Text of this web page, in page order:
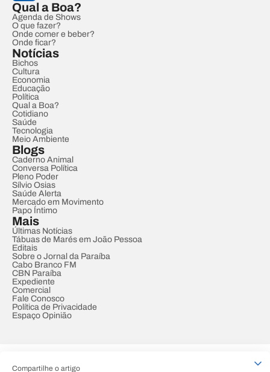
Compartilhe o artigo
Qual a Boa?
Agenda de Shows
O que fazer?
Onde comer e beber?
Onde ficar?
Notícias
Bichos
Cultura
Economia
Educação
Política
Qual a Boa?
Cotidiano
Saúde
Tecnologia
Meio Ambiente
Blogs
Caderno Animal
Conversa Política
Pleno Poder
Sílvio Osias
Saúde Alerta
Mercado em Movimento
Papo Íntimo
Mais
Últimas Notícias
Tábuas de Marés em João Pessoa
Editais
Sobre o Jornal da Paraíba
Cabo Branco FM
CBN Paraíba
Expediente
Comercial
Fale Conosco
Política de Privacidade
Espaço Opinião